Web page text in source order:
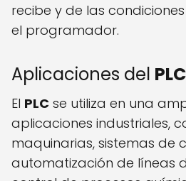
recibe y de las
el programador.
Aplicaciones del PLC
El PLC se utiliza en una
aplicaciones industriales,
maquinarias, sistemas de
automatización de líneas